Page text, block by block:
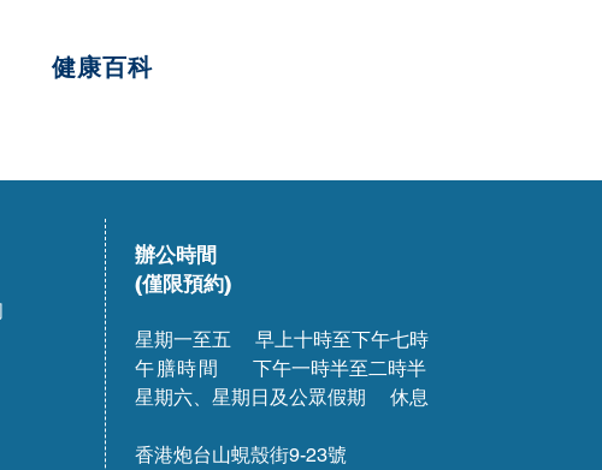
健康百科
辦公時間
(僅限預約)
星期一至五 早上十時至下午七時
午膳時間
下午一時半至二時半
星期六、星期日及公眾假期 休息
香港炮台山蜆殼街9-23號